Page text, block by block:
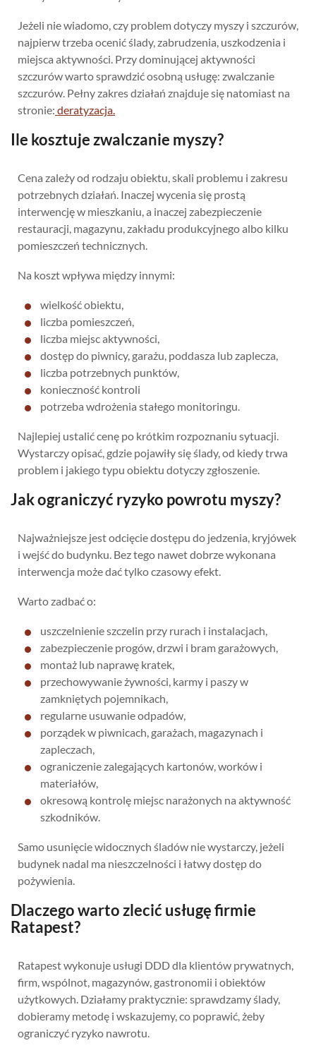
Jeżeli nie wiadomo, czy problem dotyczy myszy i szczurów,
najpierw trzeba ocenić ślady, zabrudzenia, uszkodzenia i
miejsca aktywności. Przy dominującej aktywności
szczurów warto sprawdzić osobną usługę: zwalczanie
szczurów. Pełny zakres działań znajduje się natomiast na
stronie: deratyzacja.
Ile kosztuje zwalczanie myszy?
Cena zależy od rodzaju obiektu, skali problemu i zakresu
potrzebnych działań. Inaczej wycenia się prostą
interwencję w mieszkaniu, a inaczej zabezpieczenie
restauracji, magazynu, zakładu produkcyjnego albo kilku
pomieszczeń technicznych.
Na koszt wpływa między innymi:
wielkość obiektu,
liczba pomieszczeń,
liczba miejsc aktywności,
dostęp do piwnicy, garażu, poddasza lub zaplecza,
liczba potrzebnych punktów,
konieczność kontroli
potrzeba wdrożenia stałego monitoringu.
Najlepiej ustalić cenę po krótkim rozpoznaniu sytuacji.
Wystarczy opisać, gdzie pojawiły się ślady, od kiedy trwa
problem i jakiego typu obiektu dotyczy zgłoszenie.
Jak ograniczyć ryzyko powrotu myszy?
Najważniejsze jest odcięcie dostępu do jedzenia, kryjówek
i wejść do budynku. Bez tego nawet dobrze wykonana
interwencja może dać tylko czasowy efekt.
Warto zadbać o:
uszczelnienie szczelin przy rurach i instalacjach,
zabezpieczenie progów, drzwi i bram garażowych,
montaż lub naprawę kratek,
przechowywanie żywności, karmy i paszy w
zamkniętych pojemnikach,
regularne usuwanie odpadów,
porządek w piwnicach, garażach, magazynach i
zapleczach,
ograniczenie zalegających kartonów, worków i
materiałów,
okresową kontrolę miejsc narażonych na aktywność
szkodników.
Samo usunięcie widocznych śladów nie wystarczy, jeżeli
budynek nadal ma nieszczelności i łatwy dostęp do
pożywienia.
Dlaczego warto zlecić usługę firmie
Ratapest?
Ratapest wykonuje usługi DDD dla klientów prywatnych,
firm, wspólnot, magazynów, gastronomii i obiektów
użytkowych. Działamy praktycznie: sprawdzamy ślady,
dobieramy metodę i wskazujemy, co poprawić, żeby
ograniczyć ryzyko nawrotu.